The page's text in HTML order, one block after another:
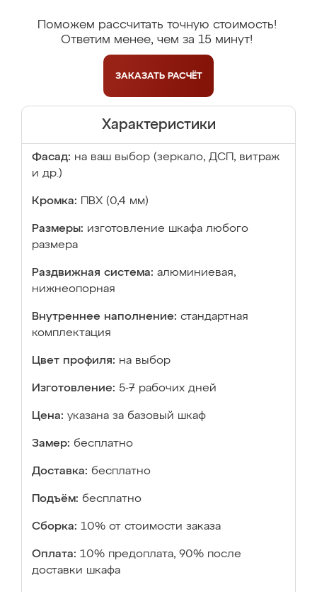
Поможем рассчитать точную стоимость!
Ответим менее, чем за 15 минут!
ЗАКАЗАТЬ РАСЧЁТ
Характеристики
Фасад: на ваш выбор (зеркало, ДСП, витраж
и др.)
Кромка: ПВХ (0,4 мм)
Размеры: изготовление шкафа любого
размера
Раздвижная система: алюминиевая,
нижнеопорная
Внутреннее наполнение: стандартная
комплектация
Цвет профиля: на выбор
Изготовление: 5-7 рабочих дней
Цена: указана за базовый шкаф
Замер: бесплатно
Доставка: бесплатно
Подъём: бесплатно
Сборка: 10% от стоимости заказа
Оплата: 10% предоплата, 90% после
доставки шкафа